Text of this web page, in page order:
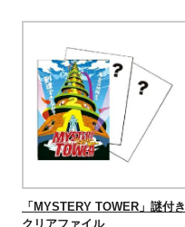
「MYSTERY TOWER」謎付き
クリアファイル